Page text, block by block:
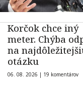
Korčok chce iný
meter. Chýba
na
otázku
06. 08. 2026 | 19 komentárov